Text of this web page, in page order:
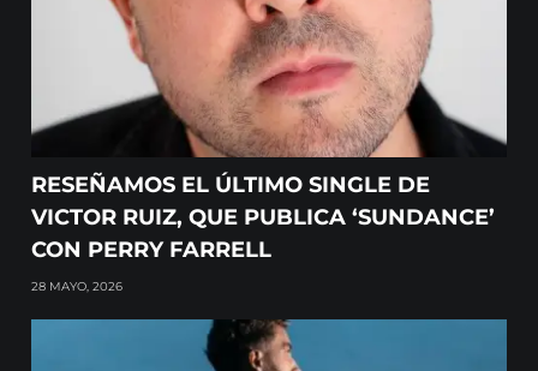
RESEÑAMOS EL ÚLTIMO SINGLE DE
VICTOR RUIZ, QUE PUBLICA ‘SUNDANCE’
CON PERRY FARRELL
28 MAYO, 2026